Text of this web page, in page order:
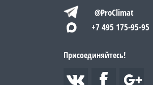
@ProClimat
+7 495 175-95-95
Присоединяйтесь!